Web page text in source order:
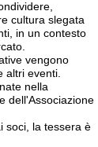
cultura slegata
in un contesto
vengono
altri eventi.
nella
dell'Associazione
soci, la tessera è